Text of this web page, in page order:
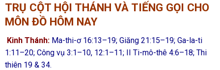
TRỤ CỘT HỘI THÁNH VÀ TIẾNG GỌI CHO
MÔN ĐỒ HÔM NAY
Kinh Thánh: Ma-thi-ơ 16:13–19; Giăng 21:15–19; Ga-la-ti
1:11–20; Công vụ 3:1–10, 12:1–11; II Ti-mô-thê 4:6–18; Thi
thiên 19 & 34.